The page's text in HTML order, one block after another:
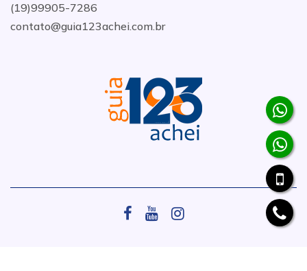
(19)99905-7286
contato@guia123achei.com.br